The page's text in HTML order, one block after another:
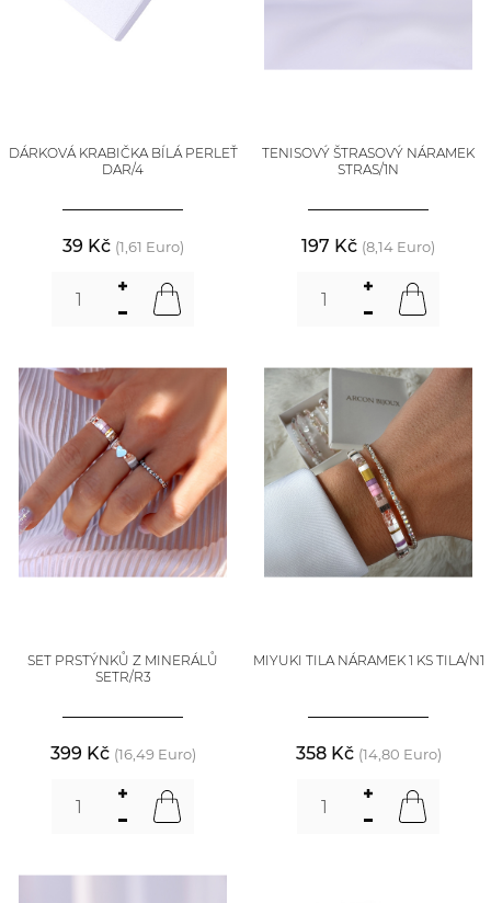
DÁRKOVÁ KRABIČKA BÍLÁ PERLEŤ
DAR/4
39 Kč (1,61 Euro)
TENISOVÝ ŠTRASOVÝ NÁRAMEK
STRAS/1N
197 Kč (8,14 Euro)
SET PRSTÝNKŮ Z MINERÁLŮ
SETR/R3
399 Kč (16,49 Euro)
MIYUKI TILA NÁRAMEK 1 KS TILA/N1
358 Kč (14,80 Euro)